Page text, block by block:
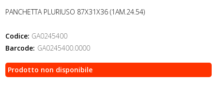
PANCHETTA PLURIUSO 87X31X36 (1AM.24.54)
Codice: GA0245400
Barcode: GA0245400.0000
Prodotto non disponibile